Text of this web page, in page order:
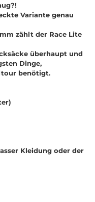
Variante genau
zählt der Race Lite
überhaupt und
Dinge,
benötigt.
Kleidung oder der